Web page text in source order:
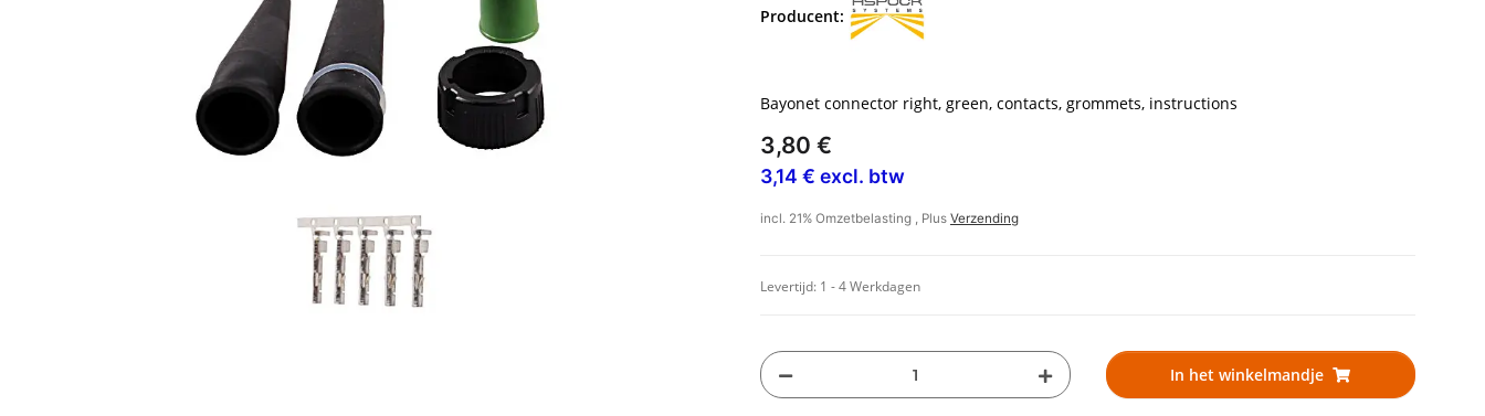
Producent:
Bayonet connector right, green, contacts, grommets, instructions
3,80 €
3,14 € excl. btw
incl. 21% Omzetbelasting , Plus Verzending
Levertijd: 1 - 4 Werkdagen
In het winkelmandje